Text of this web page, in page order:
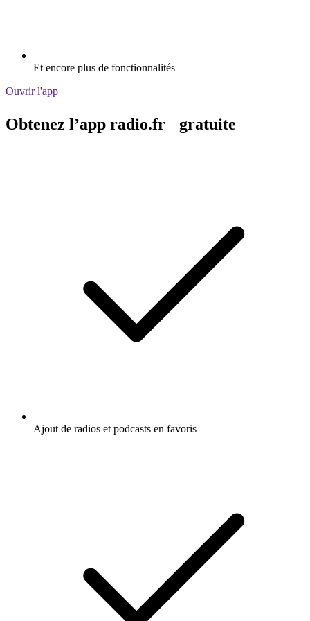
Et encore plus de fonctionnalités
Ouvrir l'app
Obtenez l’app radio.fr gratuite
Ajout de radios et podcasts en favoris